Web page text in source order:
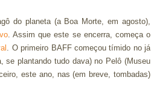
do planeta (a Boa Morte, em agosto),
. Assim que este se encerra, começa o
. O primeiro BAFF começou tímido no já
se plantando tudo dava) no Pelô (Museu
este ano, nas (em breve, tombadas)